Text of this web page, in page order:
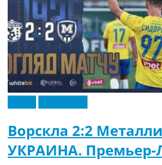
Ворскла 2:2
УКРАИНА. Премьер-